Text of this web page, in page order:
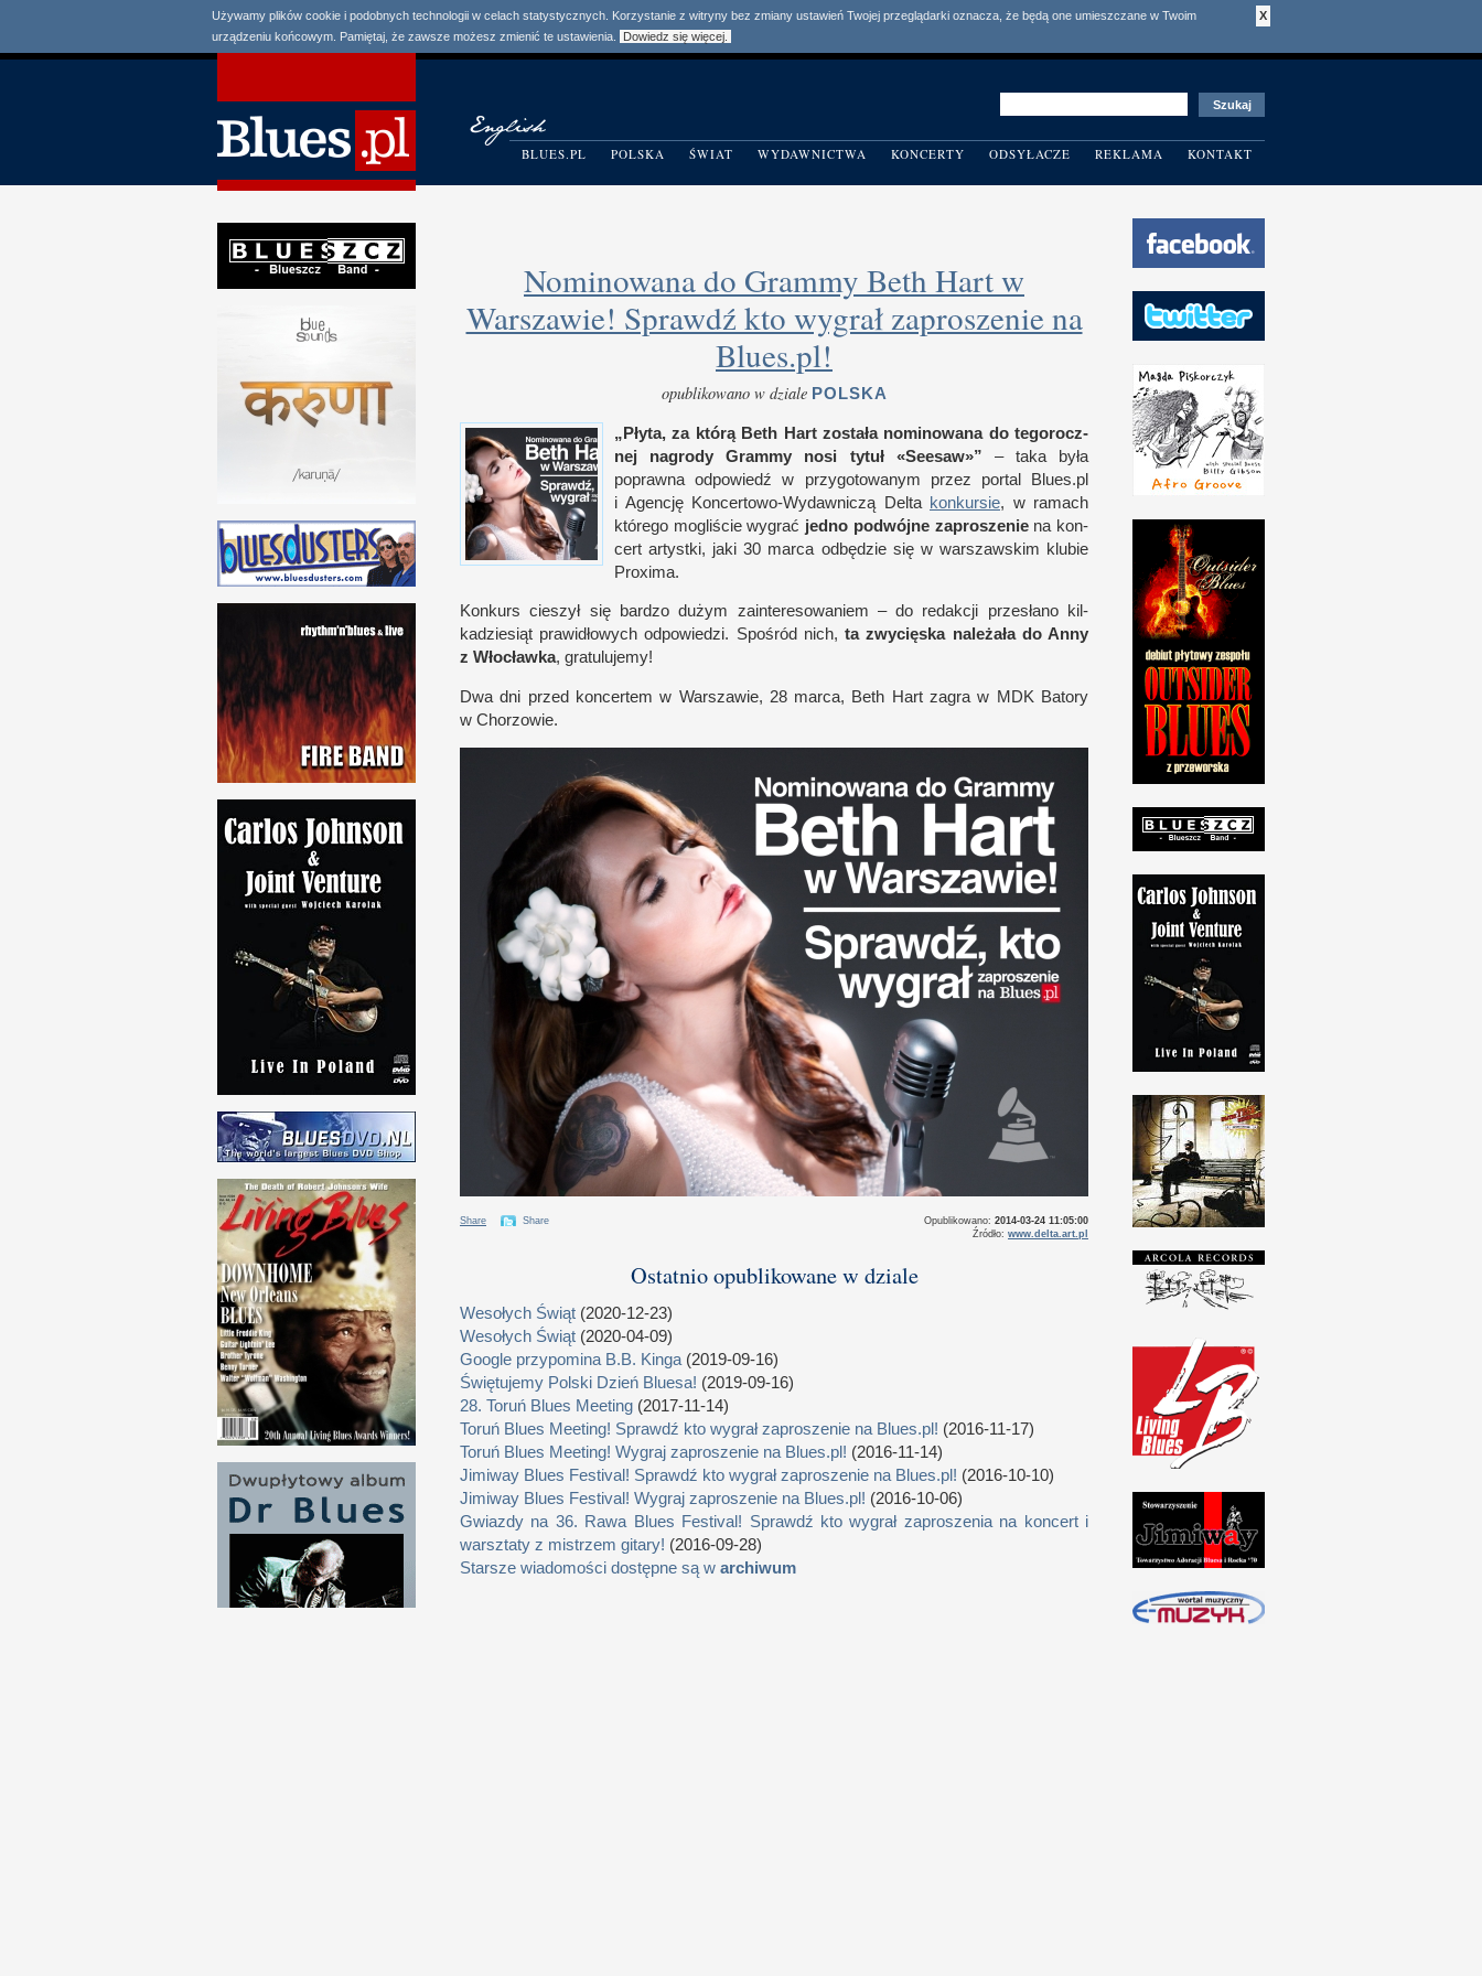
X
Używamy plików cookie i podobnych technologii w celach statystycznych. Korzystanie z witryny bez zmiany ustawień Twojej przeglądarki oznacza, że będą one umieszczane w Twoim
urządzeniu końcowym. Pamiętaj, że zawsze możesz zmienić te ustawienia.
Dowiedz się więcej.
BLUES.PL POLSKA ŚWIAT WYDAWNICTWA KONCERTY ODSYŁACZE REKLAMA KONTAKT
Nominowana do Grammy Beth Hart w
Warszawie! Sprawdź kto wygrał zaproszenie na
Blues.pl!
opublikowano w dziale POLSKA
„Płyta, za którą Beth Hart została nominowana do tegorocz­
nej nagrody Grammy nosi tytuł «Seesaw»” – taka była
poprawna odpowiedźw przy­gotowanym przez por­tal Blues​.pl
i Agen­cję Koncertowo-​Wydawniczą Delta kon­kur­sie, w ramach
którego mogli­ście wygrać jedno podwójne zaproszeniena kon­
cert artystki, jaki 30 marca odbędzie się w war­szaw­skim klubie
Proxima.
Kon­kurs cieszył się bar­dzo dużym zain­teresowaniem – do redak­cji prze­słano kil­
kadziesiąt prawidłowych odpowiedzi. Spo­śród nich,ta zwycięska należała do Anny
z Włocławka, gratulujemy!
Dwa dni przed kon­cer­temw War­szawie, 28 marca, Beth Hart zagra w MDK Batory
w Chorzowie.
Share Share Opublikowano: 2014-03-24 11:05:00
Źródło: www.delta.art.pl
Ostatnio opublikowane w dziale
Wesołych Świąt (2020-12-23)
Wesołych Świąt (2020-04-09)
Google przypomina B.B. Kinga(2019-09-16)
Świętujemy Polski Dzień Bluesa! (2019-09-16)
28. Toruń Blues Meeting (2017-11-14)
Toruń Blues Meeting! Sprawdź kto wygrał zaproszenie na Blues.pl! (2016-11-17)
Toruń Blues Meeting! Wygraj zaproszenie na Blues.pl! (2016-11-14)
Jimiway Blues Festival! Sprawdź kto wygrał zaproszenie na Blues.pl! (2016-10-10)
Jimiway Blues Festival! Wygraj zaproszenie na Blues.pl! (2016-10-06)
Gwiazdy na 36. Rawa Blues Festival! Sprawdź kto wygrał zaproszenia na koncert i
warsztaty z mistrzem gitary! (2016-09-28)
Starsze wiadomości dostępne są w archiwum